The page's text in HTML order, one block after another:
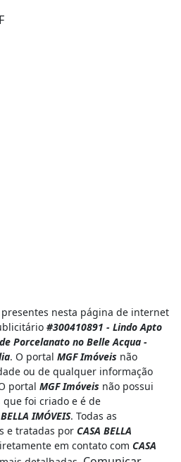
nesta página de internet
#300410891 - Lindo Apto
Porcelanato no Belle Acqua -
. O portal MGF Imóveis não
ou de qualquer informação
portal MGF Imóveis não possui
foi criado e é de
IMÓVEIS. Todas as
e tratadas por CASA BELLA
em contato com CASA